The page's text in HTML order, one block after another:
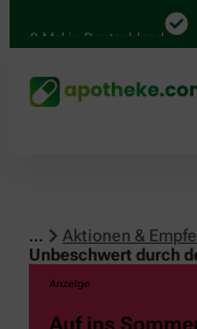
Mal in Deutschland
...
Aktionen &
Unbeschwert durch